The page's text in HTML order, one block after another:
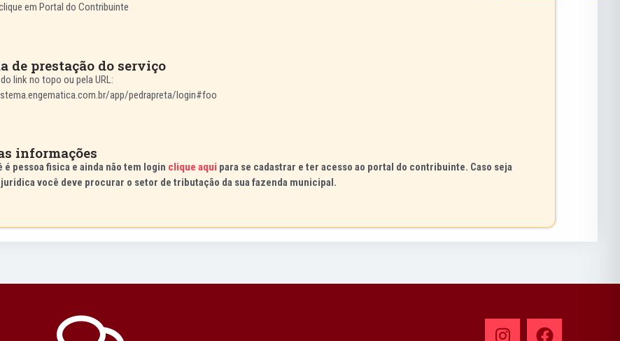
em Portal do Contribuinte
de prestação do serviço
link no topo ou pela URL:
app/pedrapreta/login#foo
informações
é pessoa fisica e ainda não tem login clique aqui para se cadastrar e ter acesso ao portal do contribuinte. Caso seja
juridica você deve procurar o setor de tributação da sua fazenda municipal.